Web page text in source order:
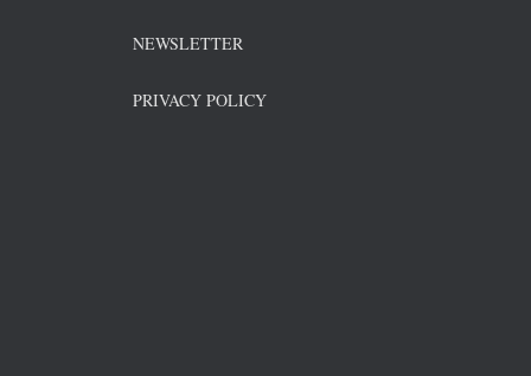
NEWSLETTER
PRIVACY POLICY